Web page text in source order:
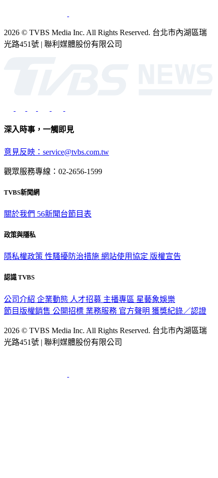
2026 © TVBS Media Inc. All Rights Reserved. 台北市內湖區瑞
光路451號 | 聯利媒體股份有限公司
深入時事，一觸即見
意見反映：service@tvbs.com.tw
觀眾服務專線：02-2656-1599
TVBS新聞網
關於我們 56新聞台節目表
政策與隱私
隱私權政策 性騷擾防治措施 網站使用協定 版權宣告
認識 TVBS
公司介紹 企業動態 人才招募 主播專區 星藝象娛樂
節目版權銷售 公開招標 業務服務 官方聲明 獲獎紀錄／認證
2026 © TVBS Media Inc. All Rights Reserved. 台北市內湖區瑞
光路451號 | 聯利媒體股份有限公司